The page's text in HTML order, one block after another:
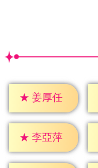
★ 姜厚任
★ 李亞萍